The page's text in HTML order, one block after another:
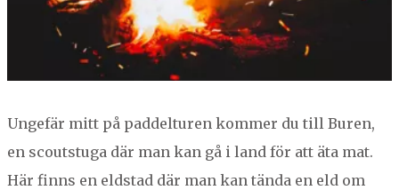
Unge­fär mitt på pad­del­turen kom­mer du till Buren,
en scout­stu­ga där man kan gå i land för att äta mat.
Här finns en eld­stad där man kan tän­da en eld om